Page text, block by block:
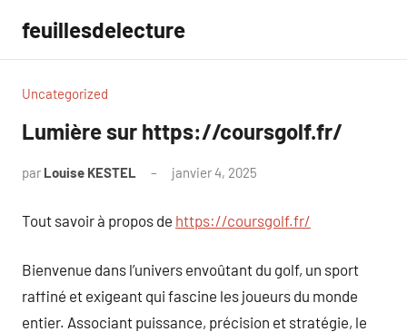
contenu
feuillesdelecture
Uncategorized
Lumière sur https://coursgolf.fr/
par Louise KESTEL janvier 4, 2025
Tout savoir à propos de https://coursgolf.fr/
Bienvenue dans l’univers envoûtant du golf, un sport
raffiné et exigeant qui fascine les joueurs du monde
entier. Associant puissance, précision et stratégie, le